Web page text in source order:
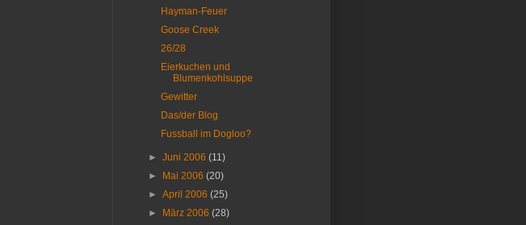
Hayman-Feuer
Goose Creek
26/28
Eierkuchen und
Blumenkohlsuppe
Gewitter
Das/der Blog
Fussball im Dogloo?
►Juni 2006(11)
►
Mai 2006(20)
►April 2006(25)
►
März 2006(28)